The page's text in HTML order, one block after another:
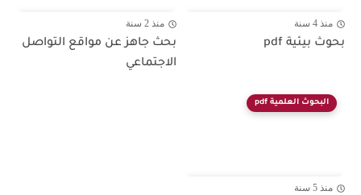
منذ 4 سنة
بحوث بيئية pdf
منذ 2 سنة
بحث جاهز عن مواقع التواصل
الاجتماعي
البحوث العلمية pdf
منذ 5 سنة